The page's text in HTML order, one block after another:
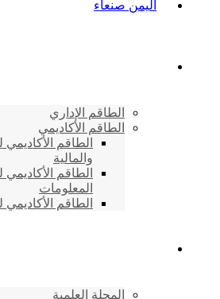
الطاقم الإداري
الطاقم الأكاديمي
الطاقم الأكاديمي
والمالية
الطاقم
المعلومات
الطاقم
المجلة العلمية